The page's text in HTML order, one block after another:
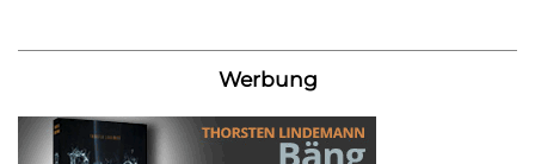
Werbung